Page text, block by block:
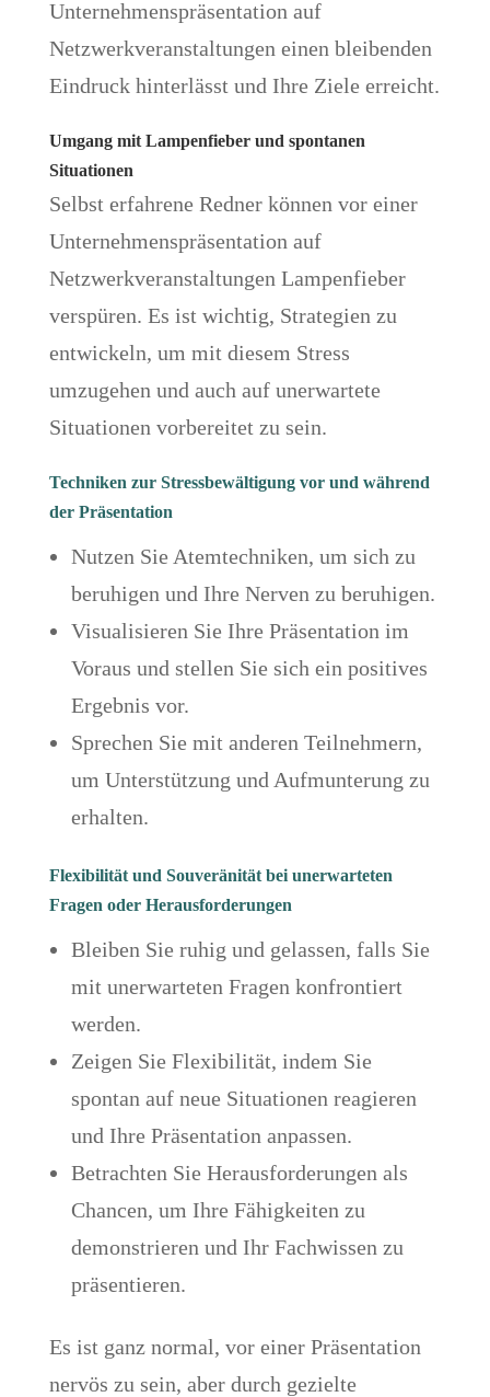
Unternehmenspräsentation auf
Netzwerkveranstaltungen einen bleibenden
Eindruck hinterlässt und Ihre Ziele erreicht.
Umgang mit Lampenfieber und spontanen
Situationen
Selbst erfahrene Redner können vor einer
Unternehmenspräsentation auf
Netzwerkveranstaltungen Lampenfieber
verspüren. Es ist wichtig, Strategien zu
entwickeln, um mit diesem Stress
umzugehen und auch auf unerwartete
Situationen vorbereitet zu sein.
Techniken zur Stressbewältigung vor und während
der Präsentation
Nutzen Sie Atemtechniken, um sich zu
beruhigen und Ihre Nerven zu beruhigen.
Visualisieren Sie Ihre Präsentation im
Voraus und stellen Sie sich ein positives
Ergebnis vor.
Sprechen Sie mit anderen Teilnehmern,
um Unterstützung und Aufmunterung zu
erhalten.
Flexibilität und Souveränität bei unerwarteten
Fragen oder Herausforderungen
Bleiben Sie ruhig und gelassen, falls Sie
mit unerwarteten Fragen konfrontiert
werden.
Zeigen Sie Flexibilität, indem Sie
spontan auf neue Situationen reagieren
und Ihre Präsentation anpassen.
Betrachten Sie Herausforderungen als
Chancen, um Ihre Fähigkeiten zu
demonstrieren und Ihr Fachwissen zu
präsentieren.
Es ist ganz normal, vor einer Präsentation
nervös zu sein, aber durch gezielte